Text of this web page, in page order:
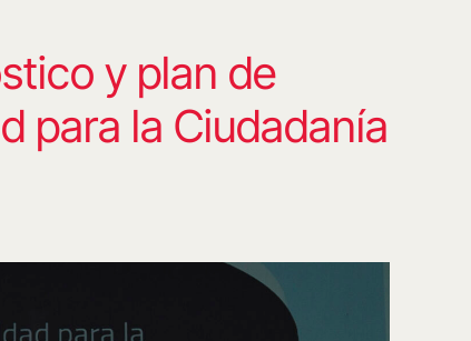
y plan de
para la Ciudadanía